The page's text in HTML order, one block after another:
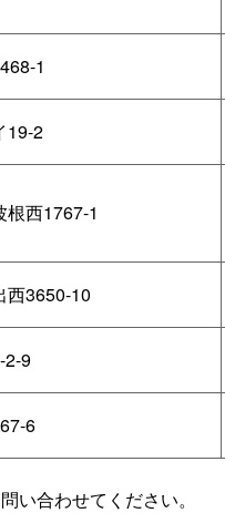
1
19-2
根西1767-1
西3650-10
2-9
6
い合わせてください。